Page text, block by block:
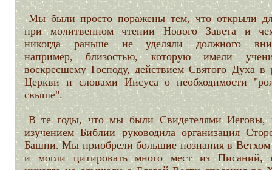
Мы были просто поражены тем, что открыли
при молитвенном чтении Нового Завета и
никогда раньше не уделяли должного
например, близостью, которую имели
воскресшему Господу, действием Святого Духа в
Церкви и словами Иисуса о необходимости
свыше".
В те годы, что мы были Свидетелями Иеговы,
изучением Библии руководила организация
Башни. Мы приобрели большие познания в Ветхом
и могли цитировать много мест из